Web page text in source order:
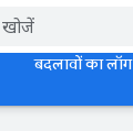
बदलावों का लॉग